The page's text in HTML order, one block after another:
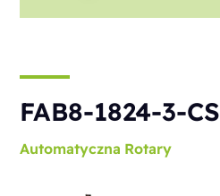
FAB8-1824-3-CS
Automatyczna Rotary